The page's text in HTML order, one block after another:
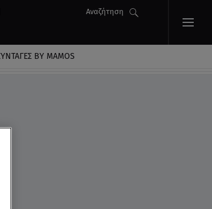
Αναζήτηση
BY MAMOS